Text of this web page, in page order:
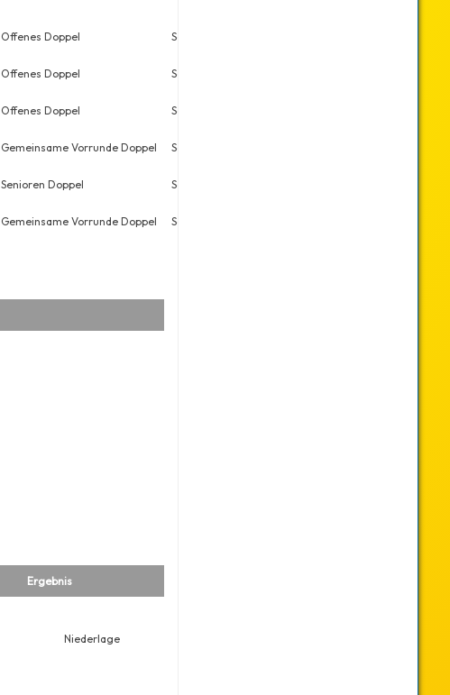
Offenes Doppel Sa., 20.07.2019
Offenes Doppel Sa., 02.03.2019
Offenes Doppel Sa., 09.02.2019
Gemeinsame Vorrunde Doppel Sa., 09.02.2019
Senioren Doppel Sa., 15.12.2018
Gemeinsame Vorrunde Doppel Sa., 15.12.2018
Ergebnis
Niederlage